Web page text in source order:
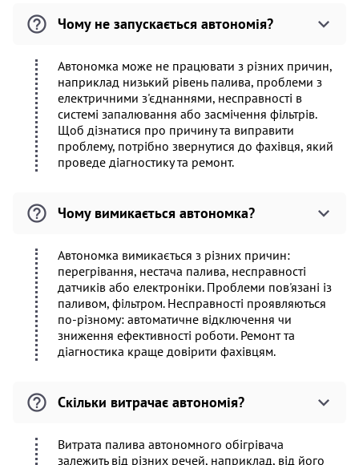
Чому не запускається автономія?
Автономка може не працювати з різних причин,
наприклад низький рівень палива, проблеми з
електричними з'єднаннями, несправності в
системі запалювання або засмічення фільтрів.
Щоб дізнатися про причину та виправити
проблему, потрібно звернутися до фахівця, який
проведе діагностику та ремонт.
Чому вимикається автономка?
Автономка вимикається з різних причин:
перегрівання, нестача палива, несправності
датчиків або електроніки. Проблеми пов'язані із
паливом, фільтром. Несправності проявляються
по-різному: автоматичне відключення чи
зниження ефективності роботи. Ремонт та
діагностика краще довірити фахівцям.
Скільки витрачає автономія?
Витрата палива автономного обігрівача
залежить від різних речей, наприклад, від його